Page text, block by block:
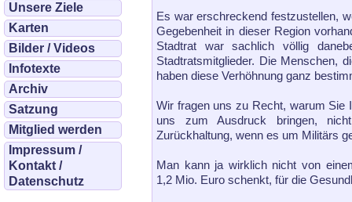
Unsere Ziele
Karten
Bilder / Videos
Infotexte
Archiv
Satzung
Mitglied werden
Impressum /
Kontakt /
Datenschutz
Es war erschreckend festzustellen,
Gegebenheit in dieser Region
Stadtrat war sachlich völlig
Stadtratsmitglieder. Die Menschen,
haben diese Verhöhnung ganz
Wir fragen uns zu Recht, warum Sie
uns zum Ausdruck bringen,
Zurückhaltung, wenn es um Militärs
Man kann ja wirklich nicht von
1,2 Mio. Euro schenkt, für die